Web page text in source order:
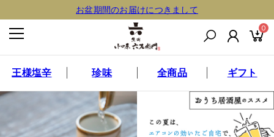
お盆期間のお届けにつきまして
0
王様塩辛 珍味 全商品 ギフト